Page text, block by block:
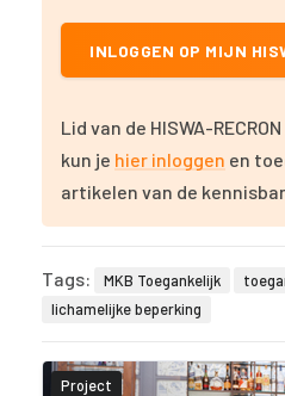
INLOGGEN OP MIJN
Lid van de HISWA-
kun je hier inloggen en
artikelen van de
Tags: MKB Toegankelijk
lichamelijke beperking
Project